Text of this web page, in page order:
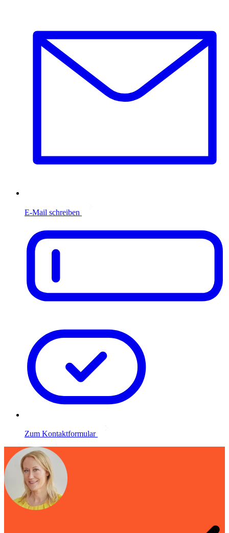
E-Mail schreiben
Zum Kontaktformular